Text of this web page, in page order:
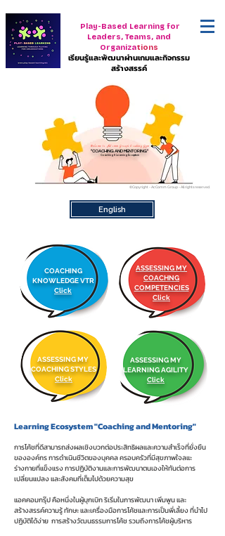
Play-Based Learning for
Leaders, Teams, and
Organizations
เรียนรู้และพัฒนาผ่านเกมและกิจกรรม
สร้างสรรค์
Welcome to AcComm Group's Coaching Gym
"COACHING AND MENTORING"
Coaching & Learning Ecosystem
©Copyright - AcComm Group - All rights reserved.
English
COACHING
KNOWLEDGE VTR
Click
ASSESSING MY
COACHING STYLES
Click
ASSESSING MY
COACHNG
COMPETENCIES
Click
ASSESSING MY
LEARNING AGILITY
Click
Learning Ecosystem "Coaching and Mentoring"
การโค้ชที่ดีสามารถส่งผลเชิงบวกต่อประสิทธิผลและความสำเร็จที่ยั่งยืน
ขององค์กร การดำเนินชีวิตของบุคคล ครอบครัวที่มีสุขภาพใจลแะ
ร่างกายที่แข็งแรง การปฏิบัติงานและการพัฒนาตนเองให้ทันต่อการ
เปลี่ยนแปลง และสังคมที่เต็มไปด้วยความสุข
แอคคอมกรุ๊ป คือหนึ่งในผู้บุกเบิก ริเริ่มในการพัฒนา เพิ่มพูน และ
สร้างสรรค์ความรู้ ทักษะ และเครื่องมือการโค้ชและการเป็นพี่เลี้ยง ที่นำไป
ปฏิบัติได้ง่าย การสร้างวัฒนธรรมการโค้ช รวมถึงการโค้ชผู้บริหาร